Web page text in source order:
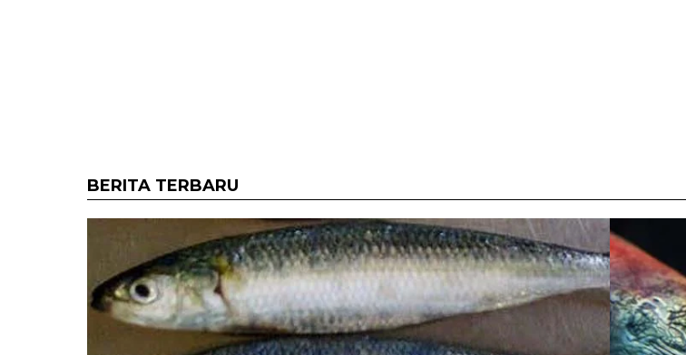
BERITA TERBARU